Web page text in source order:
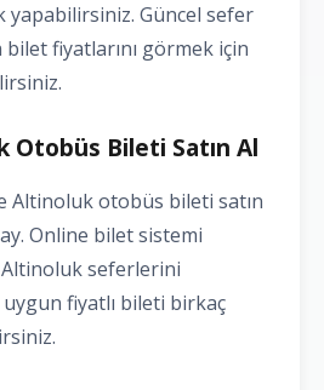
yapabilirsiniz. Güncel sefer
fiyatlarını görmek için
Otobüs Bileti Satın Al
Altinoluk otobüs bileti satın
Online bilet sistemi
Altinoluk seferlerini
fiyatlı bileti birkaç